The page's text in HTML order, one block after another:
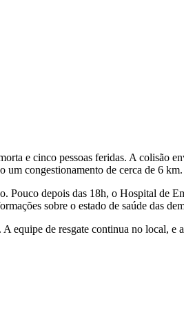
e cinco pessoas feridas. A colisão
um congestionamento de cerca de 6 km.
Pouco depois das 18h, o Hospital de
sobre o estado de saúde das
de resgate continua no local, e